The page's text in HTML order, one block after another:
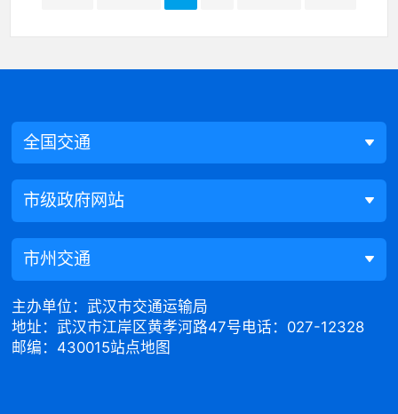
全国交通
市级政府网站
市州交通
主办单位：武汉市交通运输局
地址：武汉市江岸区黄孝河路47号电话：027-12328
邮编：430015站点地图